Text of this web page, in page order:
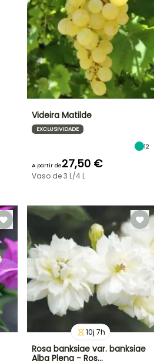
Videira Matilde
EXCLUSIVIDADE
12
A partir de27,50 €
Vaso de 3 L/4 L
10j 7h
Rosa banksiae var. banksiae
Alba Plena - Ros…